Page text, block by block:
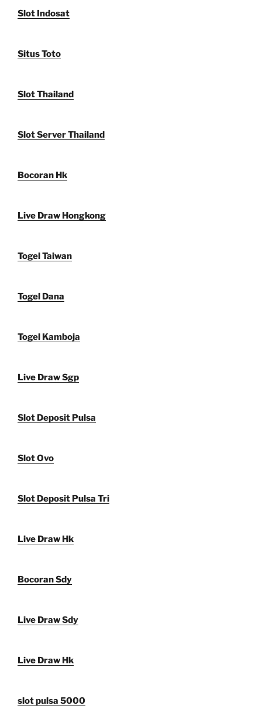
Slot Indosat
Situs Toto
Slot Thailand
Slot Server Thailand
Bocoran Hk
Live Draw Hongkong
Togel Taiwan
Togel Dana
Togel Kamboja
Live Draw Sgp
Slot Deposit Pulsa
Slot Ovo
Slot Deposit Pulsa Tri
Live Draw Hk
Bocoran Sdy
Live Draw Sdy
Live Draw Hk
slot pulsa 5000